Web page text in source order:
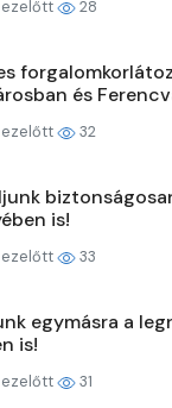
ezelőtt 28
és
ezelőtt 32
is!
ezelőtt 33
egymásra a
is!
ezelőtt 31